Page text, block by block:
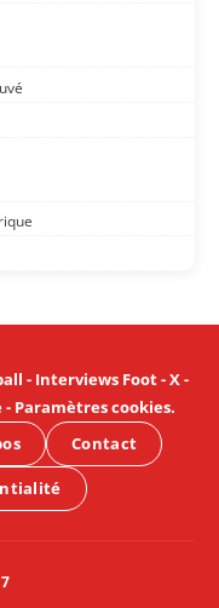
- Interviews Foot-X-
- Paramètres cookies.
Contact